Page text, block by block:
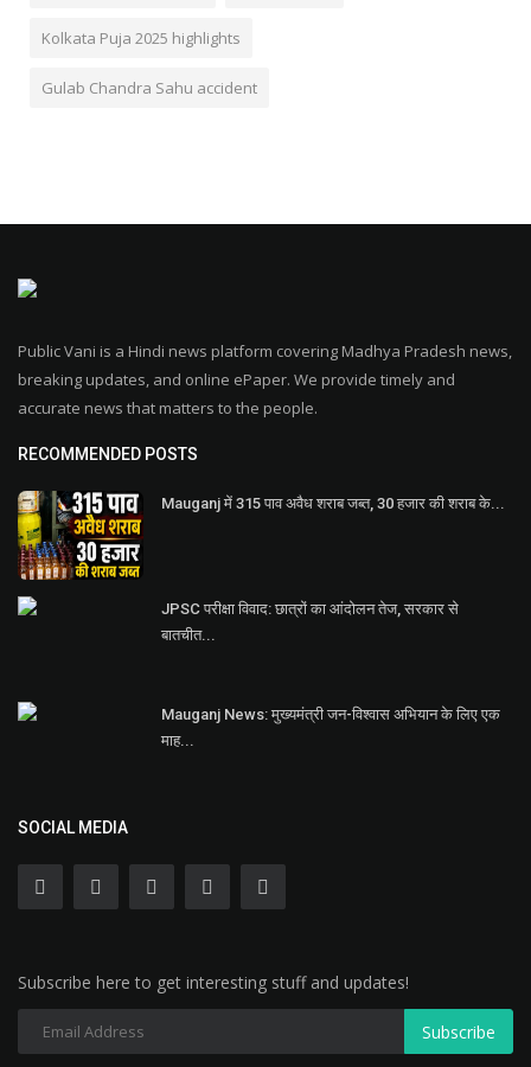
Kolkata Puja 2025 highlights
Gulab Chandra Sahu accident
Public Vani is a Hindi news platform covering Madhya Pradesh news,
breaking updates, and online ePaper. We provide timely and
accurate news that matters to the people.
RECOMMENDED POSTS
Mauganj में 315 पाव अवैध शराब जब्त, 30 हजार की शराब के...
JPSC परीक्षा विवाद: छात्रों का आंदोलन तेज, सरकार से
बातचीत...
Mauganj News: मुख्यमंत्री जन-विश्वास अभियान के लिए एक
माह...
SOCIAL MEDIA
Subscribe here to get interesting stuff and updates!
Subscribe